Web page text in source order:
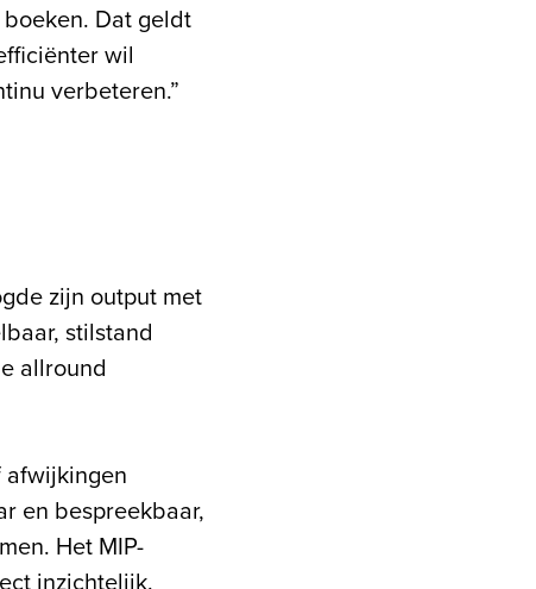
Dat geldt
wil
verbeteren.”
zijn output met
stilstand
allround
afwijkingen
en bespreekbaar,
Het MIP-
inzichtelijk.